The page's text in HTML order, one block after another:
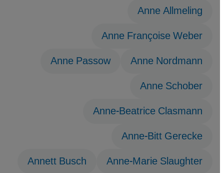
Anne Allmeling
Anne Françoise Weber
Anne Nordmann
Anne Passow
Anne Schober
Anne-Beatrice Clasmann
Anne-Bitt Gerecke
Anne-Marie Slaughter
Annett Busch